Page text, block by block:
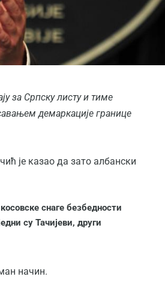
за Српску листу и тиме
демаркације границе
је казао да зато албански
снаге безбедности
су Тачијеви, други
начин.